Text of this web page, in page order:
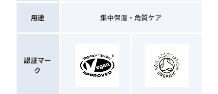
用途 集中保湿・角質ケア
認証マー
ク